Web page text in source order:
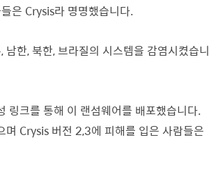
은 Crysis라 명명했습니다.
한, 북한, 브라질의 시스템을 감염시켰습니
링크를 통해 이 랜섬웨어를 배포했습니다.
Crysis 버전 2,3에 피해를 입은 사람들은